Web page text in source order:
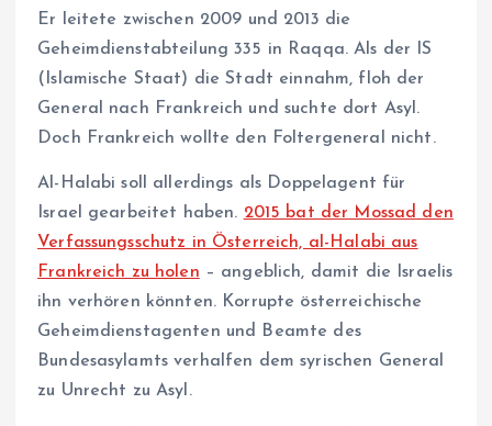
Er leitete zwischen 2009 und 2013 die
Geheimdienstabteilung 335 in Raqqa. Als der IS
(Islamische Staat) die Stadt einnahm, floh der
General nach Frankreich und suchte dort Asyl.
Doch Frankreich wollte den Foltergeneral nicht.
Al-Halabi soll allerdings als Doppelagent für
Israel gearbeitet haben. 2015 bat der Mossad den
Verfassungsschutz in Österreich, al-Halabi aus
Frankreich zu holen – angeblich, damit die Israelis
ihn verhören könnten. Korrupte österreichische
Geheimdienstagenten und Beamte des
Bundesasylamts verhalfen dem syrischen General
zu Unrecht zu Asyl.